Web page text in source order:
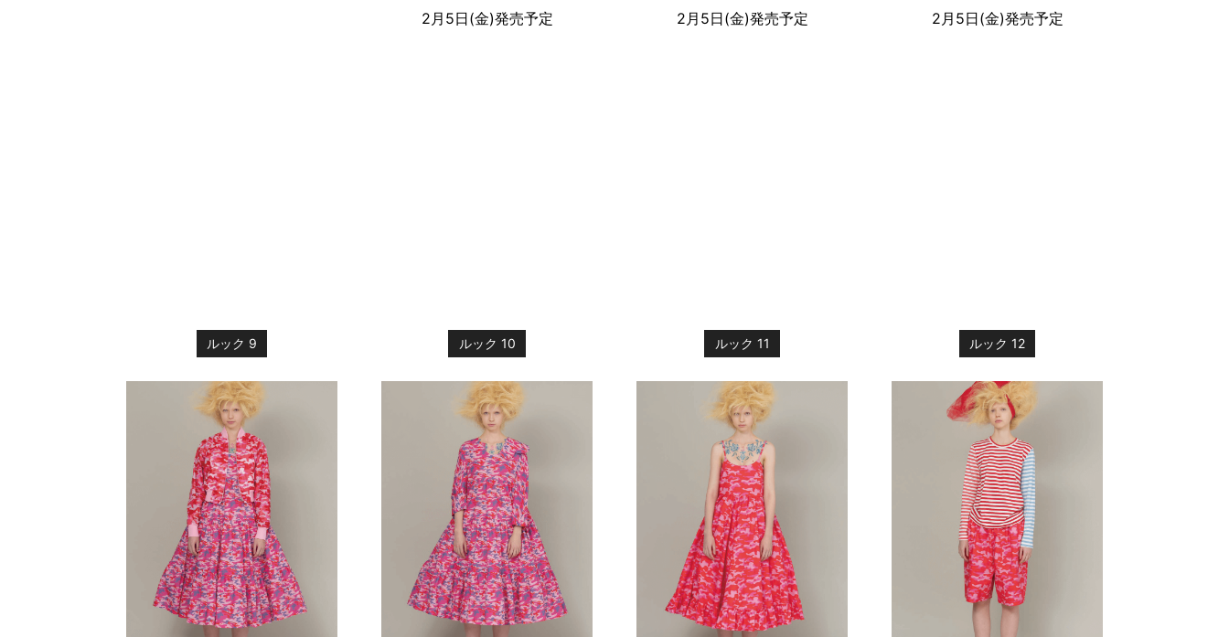
2月5日(金)発売予定
2月5日(金)発売予定
2月5日(金)発売予定
ルック 9 ルック 10 ルック 11 ルック 12